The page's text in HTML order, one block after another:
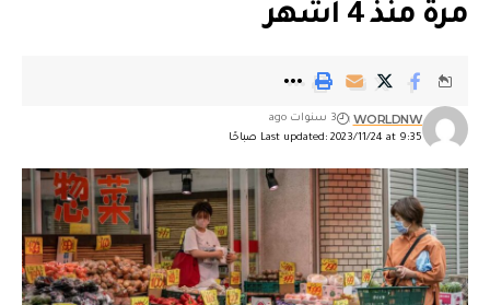
مرة منذ 4 أشهر
Last updated: 2023/11/24 at 9:35 صباحًا
WORLDNW 3 سنوات ago